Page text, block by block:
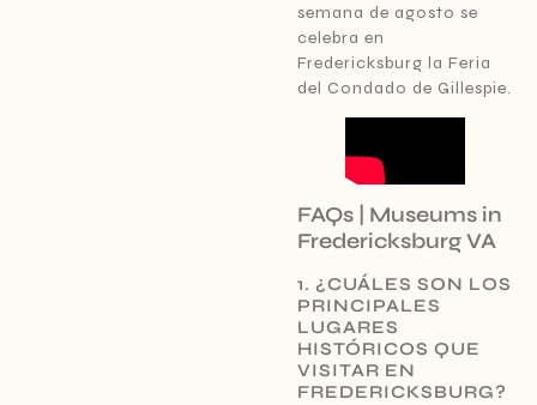
semana de agosto se
celebra en
Fredericksburg la Feria
del Condado de Gillespie.
FAQs | Museums in
Fredericksburg VA
1. ¿CUÁLES SON LOS
PRINCIPALES
LUGARES
HISTÓRICOS QUE
VISITAR EN
FREDERICKSBURG?